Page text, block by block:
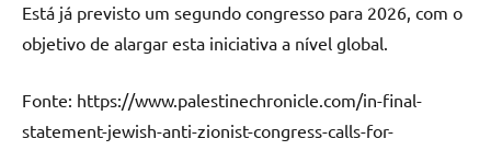
Está já previsto um segundo congresso para 2026, com o
objetivo de alargar esta iniciativa a nível global.
Fonte: https://www.palestinechronicle.com/in-final-
statement-jewish-anti-zionist-congress-calls-for-